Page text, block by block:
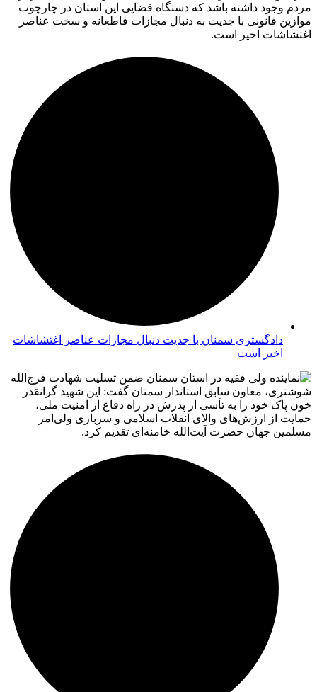
دادگستری سمنان با جدیت دنبال مجازات عناصر اغتشاشات
اخیر است